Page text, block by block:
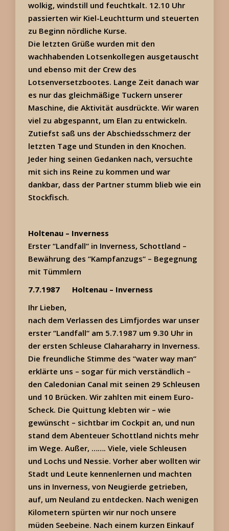
wolkig, windstill und feuchtkalt. 12.10 Uhr
passierten wir Kiel-Leuchtturm und steuerten
zu Beginn nördliche Kurse.
Die letzten Grüße wurden mit den
wachhabenden Lotsenkollegen ausgetauscht
und ebenso mit der Crew des
Lotsenversetzbootes. Lange Zeit danach war
es nur das gleichmäßige Tuckern unserer
Maschine, die Aktivität ausdrückte. Wir waren
viel zu abgespannt, um Elan zu entwickeln.
Zutiefst saß uns der Abschiedsschmerz der
letzten Tage und Stunden in den Knochen.
Jeder hing seinen Gedanken nach, versuchte
mit sich ins Reine zu kommen und war
dankbar, dass der Partner stumm blieb wie ein
Stockfisch.
Holtenau – Inverness
Erster “Landfall“ in Inverness, Schottland –
Bewährung des “Kampfanzugs“ – Begegnung
mit Tümmlern
7.7.1987 Holtenau – Inverness
Ihr Lieben,
nach dem Verlassen des Limfjordes war unser
erster “Landfall“ am 5.7.1987 um 9.30 Uhr in
der ersten Schleuse Claharaharry in Inverness.
Die freundliche Stimme des “water way man“
erklärte uns – sogar für mich verständlich –
den Caledonian Canal mit seinen 29 Schleusen
und 10 Brücken. Wir zahlten mit einem Euro-
Scheck. Die Quittung klebten wir – wie
gewünscht – sichtbar im Cockpit an, und nun
stand dem Abenteuer Schottland nichts mehr
im Wege. Außer, ……. Viele, viele Schleusen
und Lochs und Nessie. Vorher aber wollten wir
Stadt und Leute kennenlernen und machten
uns in Inverness, von Neugierde getrieben,
auf, um Neuland zu entdecken. Nach wenigen
Kilometern spürten wir nur noch unsere
müden Seebeine. Nach einem kurzen Einkauf